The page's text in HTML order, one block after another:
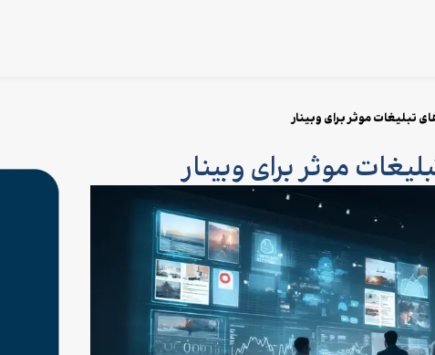
تبلیغات موثر برای وبینار
موثر برای وبینار